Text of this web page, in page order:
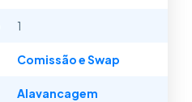
1
Comissão e Swap
Alavancagem